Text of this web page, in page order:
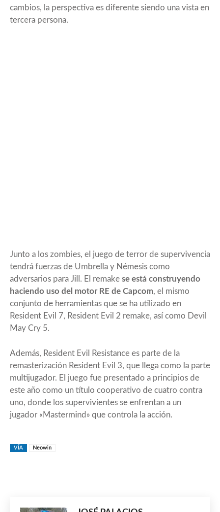
cambios, la perspectiva es diferente siendo una vista en
tercera persona.
Junto a los zombies, el juego de terror de supervivencia
tendrá fuerzas de Umbrella y Némesis como
adversarios para Jill. El remake se está construyendo
haciendo uso del motor RE de Capcom, el mismo
conjunto de herramientas que se ha utilizado en
Resident Evil 7, Resident Evil 2 remake, así como Devil
May Cry 5.
Además, Resident Evil Resistance es parte de la
remasterización Resident Evil 3, que llega como la parte
multijugador. El juego fue presentado a principios de
este año como un título cooperativo de cuatro contra
uno, donde los supervivientes se enfrentan a un
jugador «Mastermind» que controla la acción.
VÍA Neowin